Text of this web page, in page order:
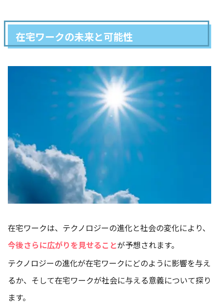
在宅ワークの未来と可能性
在宅ワークは、テクノロジーの進化と社会の変化により、
今後さらに広がりを見せることが予想されます。
テクノロジーの進化が在宅ワークにどのように影響を与え
るか、そして在宅ワークが社会に与える意義について探り
ます。